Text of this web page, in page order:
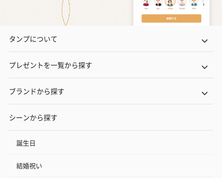
タンプについて
プレゼントを一覧から探す
ブランドから探す
シーンから探す
誕生日
結婚祝い